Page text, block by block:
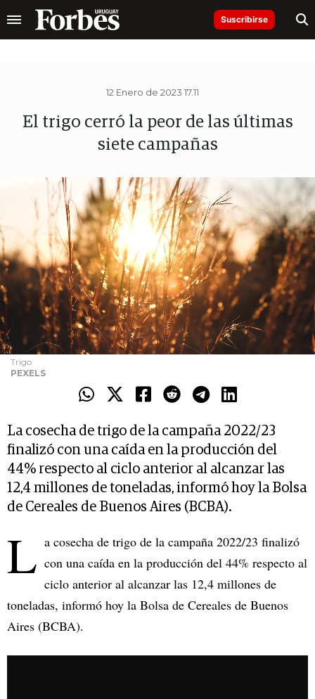
Suscribirse
12 Enero de 2023 17.11
El trigo cerró la peor de las últimas
siete campañas
Trigo
PEXELS
La cosecha de trigo de la campaña 2022/23
finalizó con una caída en la producción del
44% respecto al ciclo anterior al alcanzar las
12,4 millones de toneladas, informó hoy la Bolsa
de Cereales de Buenos Aires (BCBA).
L a cosecha de trigo de la campaña 2022/23 finalizó
con una caída en la producción del 44% respecto al
ciclo anterior al alcanzar las 12,4 millones de
toneladas, informó hoy la Bolsa de Cereales de Buenos
Aires (BCBA).